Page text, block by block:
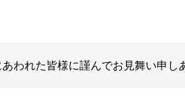
われた皆様に謹んでお見舞い申